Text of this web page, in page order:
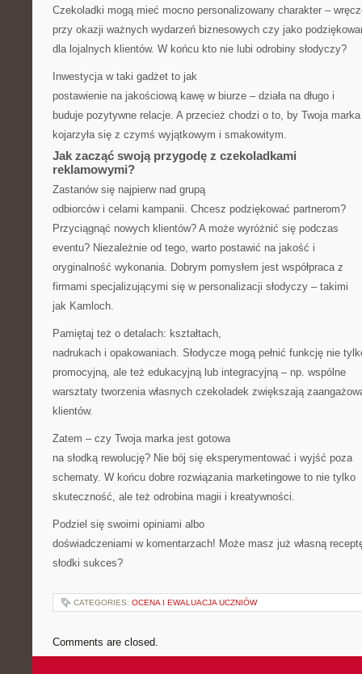
Czekoladki mogą mieć mocno personalizowany charakter –
przy okazji ważnych wydarzeń biznesowych czy jako
dla lojalnych klientów. W końcu kto nie lubi odrobiny słodyczy?
Inwestycja w taki gadżet to jak
postawienie na jakościową kawę w biurze – działa na długo i
buduje pozytywne relacje. A przecież chodzi o to, by Twoja marka
kojarzyła się z czymś wyjątkowym i smakowitym.
Jak zacząć swoją przygodę z czekoladkami
reklamowymi?
Zastanów się najpierw nad grupą
odbiorców i celami kampanii. Chcesz podziękować partnerom?
Przyciągnąć nowych klientów? A może wyróżnić się podczas
eventu? Niezależnie od tego, warto postawić na jakość i
oryginalność wykonania. Dobrym pomysłem jest współpraca z
firmami specjalizującymi się w personalizacji słodyczy – takimi
jak Kamloch.
Pamiętaj też o detalach: kształtach,
nadrukach i opakowaniach. Słodycze mogą pełnić funkcję nie
promocyjną, ale też edukacyjną lub integracyjną – np. wspólne
warsztaty tworzenia własnych czekoladek zwiększają
klientów.
Zatem – czy Twoja marka jest gotowa
na słodką rewolucję? Nie bój się eksperymentować i wyjść poza
schematy. W końcu dobre rozwiązania marketingowe to nie tylko
skuteczność, ale też odrobina magii i kreatywności.
Podziel się swoimi opiniami albo
doświadczeniami w komentarzach! Może masz już własną
słodki sukces?
CATEGORIES: OCENA I EWALUACJA UCZNIÓW
Comments are closed.